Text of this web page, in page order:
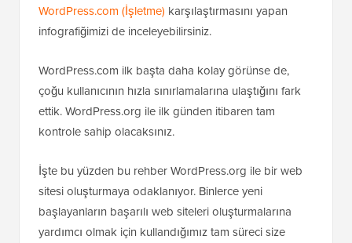
WordPress.com (İşletme) karşılaştırmasını yapan
infografiğimizi de inceleyebilirsiniz.
WordPress.com ilk başta daha kolay görünse de,
çoğu kullanıcının hızla sınırlamalarına ulaştığını fark
ettik. WordPress.org ile ilk günden itibaren tam
kontrole sahip olacaksınız.
İşte bu yüzden bu rehber WordPress.org ile bir web
sitesi oluşturmaya odaklanıyor. Binlerce yeni
başlayanların başarılı web siteleri oluşturmalarına
yardımcı olmak için kullandığımız tam süreci size